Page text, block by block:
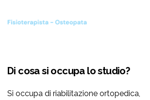
Di cosa si occupa lo studio?
Si occupa di riabilitazione ortopedica,